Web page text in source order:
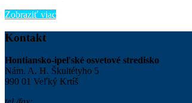
Zobraziť viac
Kontakt
Hontiansko-ipeľské osvetové stredisko
Nám. A. H. Škultétyho 5
990 01 Veľký Krtíš